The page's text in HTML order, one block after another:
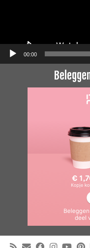
00:00